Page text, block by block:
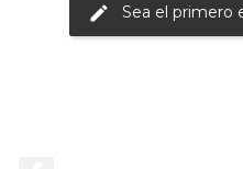
edit Sea el primero